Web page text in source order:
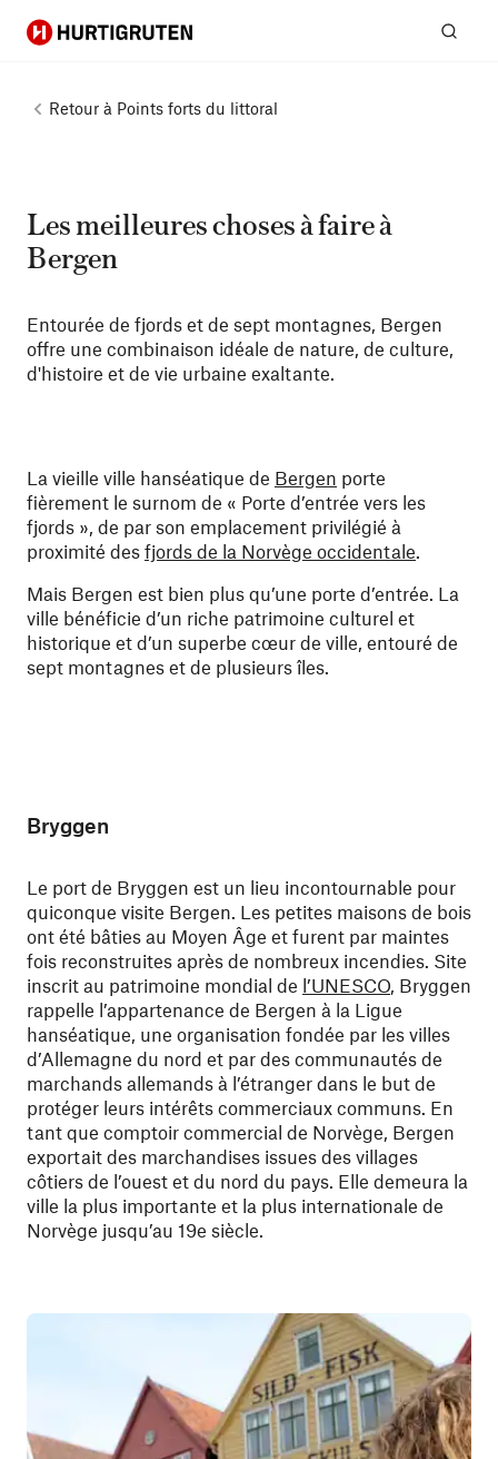
Hurtigruten
Retour à Points forts du littoral
Les meilleures choses à faire à
Bergen
Entourée de fjords et de sept montagnes, Bergen
offre une combinaison idéale de nature, de culture,
d'histoire et de vie urbaine exaltante.
La vieille ville hanséatique de Bergen porte
fièrement le surnom de « Porte d’entrée vers les
fjords », de par son emplacement privilégié à
proximité des fjords de la Norvège occidentale.
Mais Bergen est bien plus qu’une porte d’entrée. La
ville bénéficie d’un riche patrimoine culturel et
historique et d’un superbe cœur de ville, entouré de
sept montagnes et de plusieurs îles.
Bryggen
Le port de Bryggen est un lieu incontournable pour
quiconque visite Bergen. Les petites maisons de bois
ont été bâties au Moyen Âge et furent par maintes
fois reconstruites après de nombreux incendies. Site
inscrit au patrimoine mondial de l’UNESCO, Bryggen
rappelle l’appartenance de Bergen à la Ligue
hanséatique, une organisation fondée par les villes
d’Allemagne du nord et par des communautés de
marchands allemands à l’étranger dans le but de
protéger leurs intérêts commerciaux communs. En
tant que comptoir commercial de Norvège, Bergen
exportait des marchandises issues des villages
côtiers de l’ouest et du nord du pays. Elle demeura la
ville la plus importante et la plus internationale de
Norvège jusqu’au 19e siècle.